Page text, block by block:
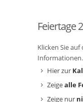
Feiertage
Klicken Sie
Informationen.
Hier zur
Zeigealle
Zeige nur